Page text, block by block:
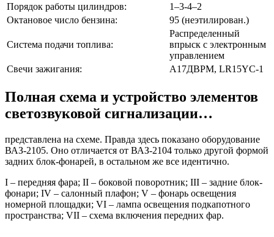
Порядок работы цилиндров:
1–3-4–2
Октановое число бензина:
95 (неэтилирован.)
Система подачи топлива:
Распределенный
впрыск с электронным
управлением
Свечи зажигания:
А17ДВРМ, LR15YC-1
Полная схема и устройство элементов
светозвуковой сигнализации…
представлена на схеме. Правда здесь показано оборудование
ВАЗ-2105. Оно отличается от ВАЗ-2104 только другой формой
задних блок-фонарей, в остальном же все идентично.
I – передняя фара; II – боковой поворотник; III – задние блок-
фонари; IV – салонный плафон; V – фонарь освещения
номерной площадки; VI – лампа освещения подкапотного
пространства; VII – схема включения передних фар.